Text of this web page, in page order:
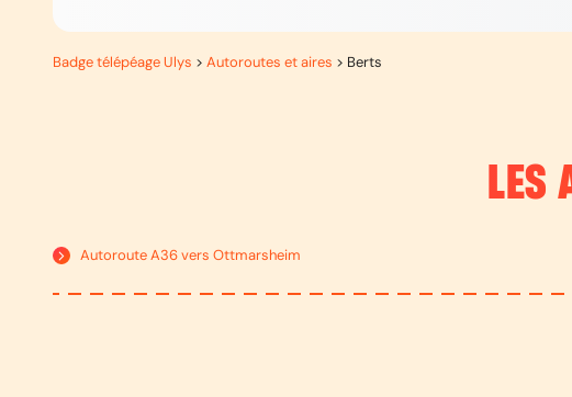
Badge télépéage Ulys > Autoroutes et aires > Berts
LES
Autoroute A36 vers Ottmarsheim